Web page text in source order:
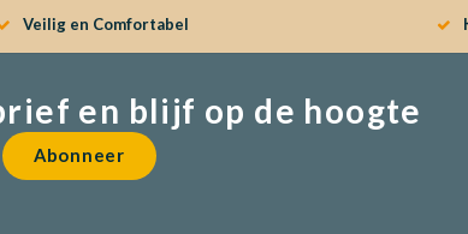
Veilig en Comfortabel
en blijf op de hoogte
Abonneer